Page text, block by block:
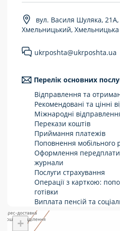
Працюють після 19:00
Укрпошта Експрес/
Укрпошта Стандарт/
Доставка за межі
Прийом вантажів
Фінансові послуги:
Термінові перекази
Перекази
Комунальні та інші
вул. Василя Шуляка, 21А,
Хмельницький, Хмельницька
ukrposhta@ukrposhta.ua
Перелік основних
Відправлення та
Рекомендовані та цінні
Міжнародні
Перекази коштів
Приймання платежів
Поповнення мобільного
Оформлення передплати
журнали
Послуги страхування
Операції з карткою:
готівки
Виплата пенсій та
Продаж товарів
Продаж марок та
+